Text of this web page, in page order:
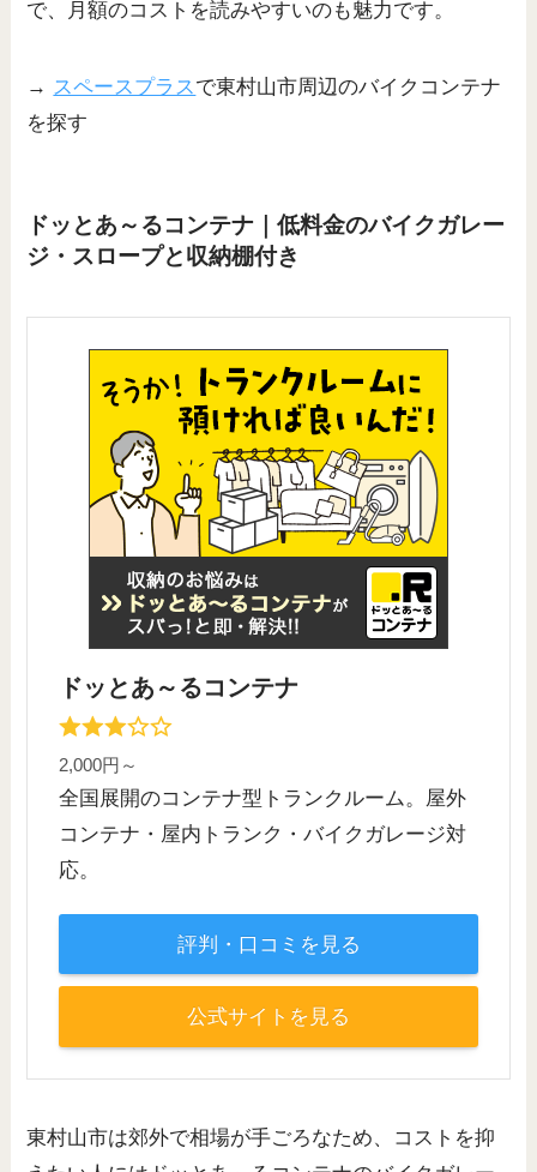
で、月額のコストを読みやすいのも魅力です。
→ スペースプラスで東村山市周辺のバイクコンテナ
を探す
ドッとあ～るコンテナ｜低料金のバイクガレー
ジ・スロープと収納棚付き
ドッとあ～るコンテナ
2,000円～
全国展開のコンテナ型トランクルーム。屋外
コンテナ・屋内トランク・バイクガレージ対
応。
評判・口コミを見る
公式サイトを見る
東村山市は郊外で相場が手ごろなため、コストを抑